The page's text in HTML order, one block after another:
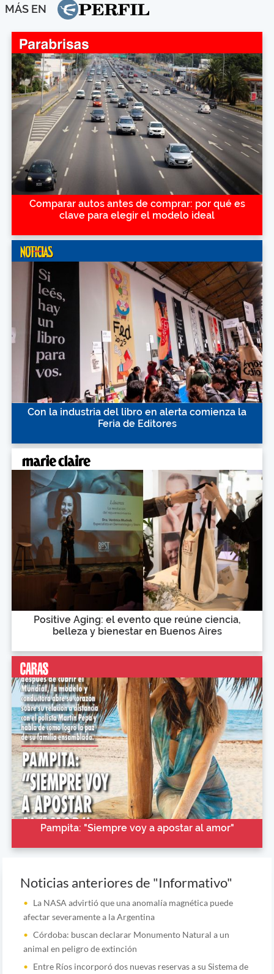
MÁS EN
Comparar autos antes de comprar: por qué es
clave para elegir el modelo ideal
Con la industria del libro en alerta comienza la
Feria de Editores
Positive Aging: el evento que reúne ciencia,
belleza y bienestar en Buenos Aires
Pampita: "Siempre voy a apostar al amor"
Noticias anteriores de "Informativo"
La NASA advirtió que una anomalía magnética puede
afectar severamente a la Argentina
Córdoba: buscan declarar Monumento Natural a un
animal en peligro de extinción
Entre Ríos incorporó dos nuevas reservas a su Sistema de